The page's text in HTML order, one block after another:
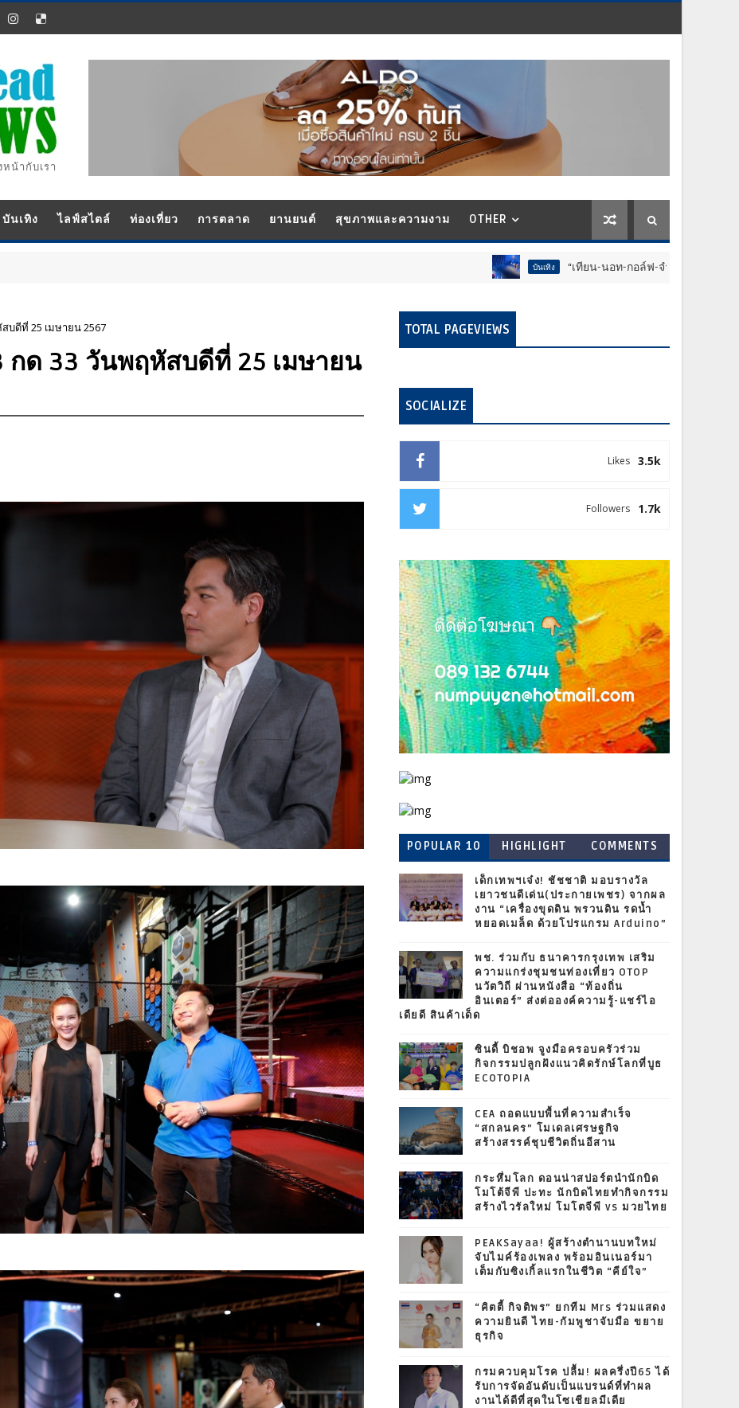
น้ากับเรา
บันเทิง ไลฟ์สไตล์ ท่องเที่ยว การตลาด ยานยนต์ สุขภาพและความงาม OTHER
“เทียน-นอท-กอล์ฟ-จำลอง-โฟล์ค” ร้องจ๊าก!! อุปกรณ์ม่
บดีที่ 25 เมษายน 2567
กด 33 วันพฤหัสบดีที่ 25 เมษายน
TOTAL PAGEVIEWS
SOCIALIZE
3.5k
Likes
1.7k
Followers
POPULAR 10 HIGHLIGHT COMMENTS
เด็กเทพฯเจ๋ง! ชัชชาติ มอบรางวัล
เยาวชนดีเด่น(ประกายเพชร) จากผล
งาน “เครื่องขุดดิน พรวนดิน รดน้ำ
หยอดเมล็ด ด้วยโปรแกรม Arduino”
พช. ร่วมกับ ธนาคารกรุงเทพ เสริม
ความแกร่งชุมชนท่องเที่ยว OTOP
นวัตวิถี ผ่านหนังสือ “ท้องถิ่น
อินเตอร์” ส่งต่อองค์ความรู้-แชร์ไอ
เดียดี สินค้าเด็ด
ซินดี้ บิชอพ จูงมือครอบครัวร่วม
กิจกรรมปลูกฝังแนวคิดรักษ์โลกที่บูธ
ECOTOPIA
CEA ถอดแบบพื้นที่ความสำเร็จ
“สกลนคร” โมเดลเศรษฐกิจ
สร้างสรรค์ชุบชีวิตถิ่นอีสาน
กระหึ่มโลก ดอนน่าสปอร์ตนำนักบิด
โมโต้จีพี ปะทะ นักบิดไทยทำกิจกรรม
สร้างไวรัลใหม่ โมโตจีพี vs มวยไทย
PEAKSayaa! ผู้สร้างตำนานบทใหม่
จับไมค์ร้องเพลง พร้อมอินเนอร์มา
เต็มกับซิงเกิ้ลแรกในชีวิต “คีย์ใจ”
“คิตตี้ กิจติพร” ยกทีม Mrs ร่วมแสดง
ความยินดี ไทย-กัมพูชาจับมือ ขยาย
ธุรกิจ
กรมควบคุมโรค ปลื้ม! ผลครึ่งปี65 ได้
รับการจัดอันดับเป็นแบรนด์ที่ทำผล
งานได้ดีที่สุดในโซเชียลมีเดีย